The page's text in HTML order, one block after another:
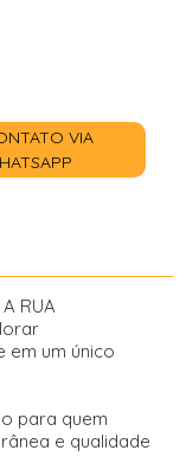
VIA
A RUA
em um único
para quem
e qualidade